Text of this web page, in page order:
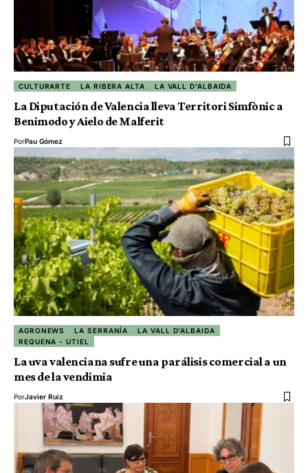
CULTURARTE LA RIBERA ALTA LA VALL D'ALBAIDA
La Diputación de Valencia lleva Territori Simfònic a
Benimodo y Aielo de Malferit
PorPau Gómez
AGRONEWS LA SERRANÍA
LA VALL D'ALBAIDA
REQUENA - UTIEL
La uva valenciana sufre una parálisis comercial a un
mes de la vendimia
PorJavier Ruiz